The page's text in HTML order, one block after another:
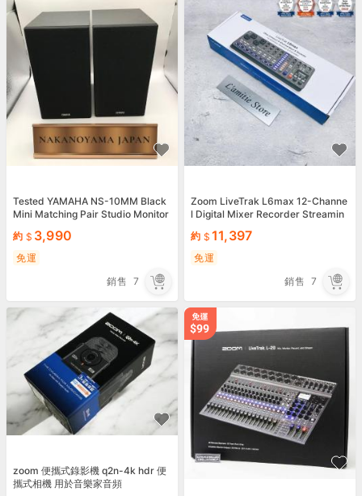
Tested YAMAHA NS-10MM Black
Mini Matching Pair Studio Monitor
約 3,990
免運
銷售 7
Zoom LiveTrak L6max 12-Channe
l Digital Mixer Recorder Streamin
約 11,397
免運
銷售 7
zoom 便攜式錄影機 q2n-4k hdr 便
攜式相機 用於音樂家音頻